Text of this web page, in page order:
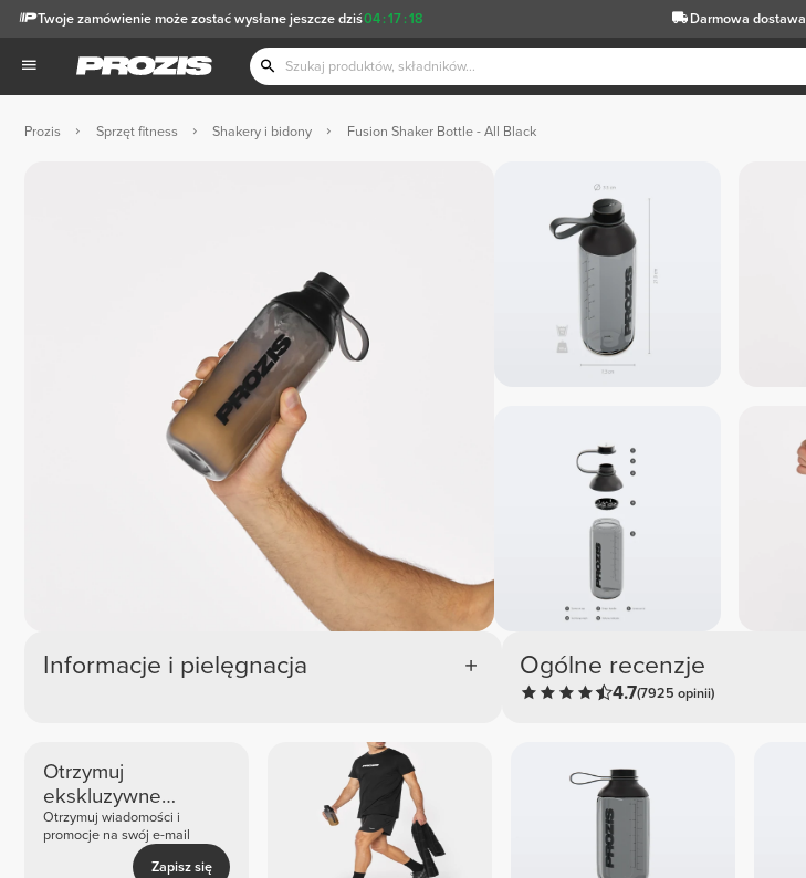
04 :17 :17
Twoje zamówienie może zostać wysłane jeszcze dziś Darmowa dostawa
Prozis Sprzęt fitness Shakery i bidony Fusion Shaker Bottle - All Black
Informacje i pielęgnacja Ogólne recenzje
4.7(7925 opinii)
Otrzymuj
ekskluzywne
nowości i oferty
Otrzymuj wiadomości i
promocje na swój e-mail
Zapisz się